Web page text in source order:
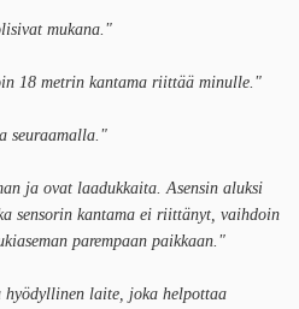
mukana."
18 metrin kantama riittää minulle."
seuraamalla."
ja ovat laadukkaita. Asensin aluksi
sensorin kantama ei riittänyt, vaihdoin
parempaan paikkaan."
laite, joka helpottaa